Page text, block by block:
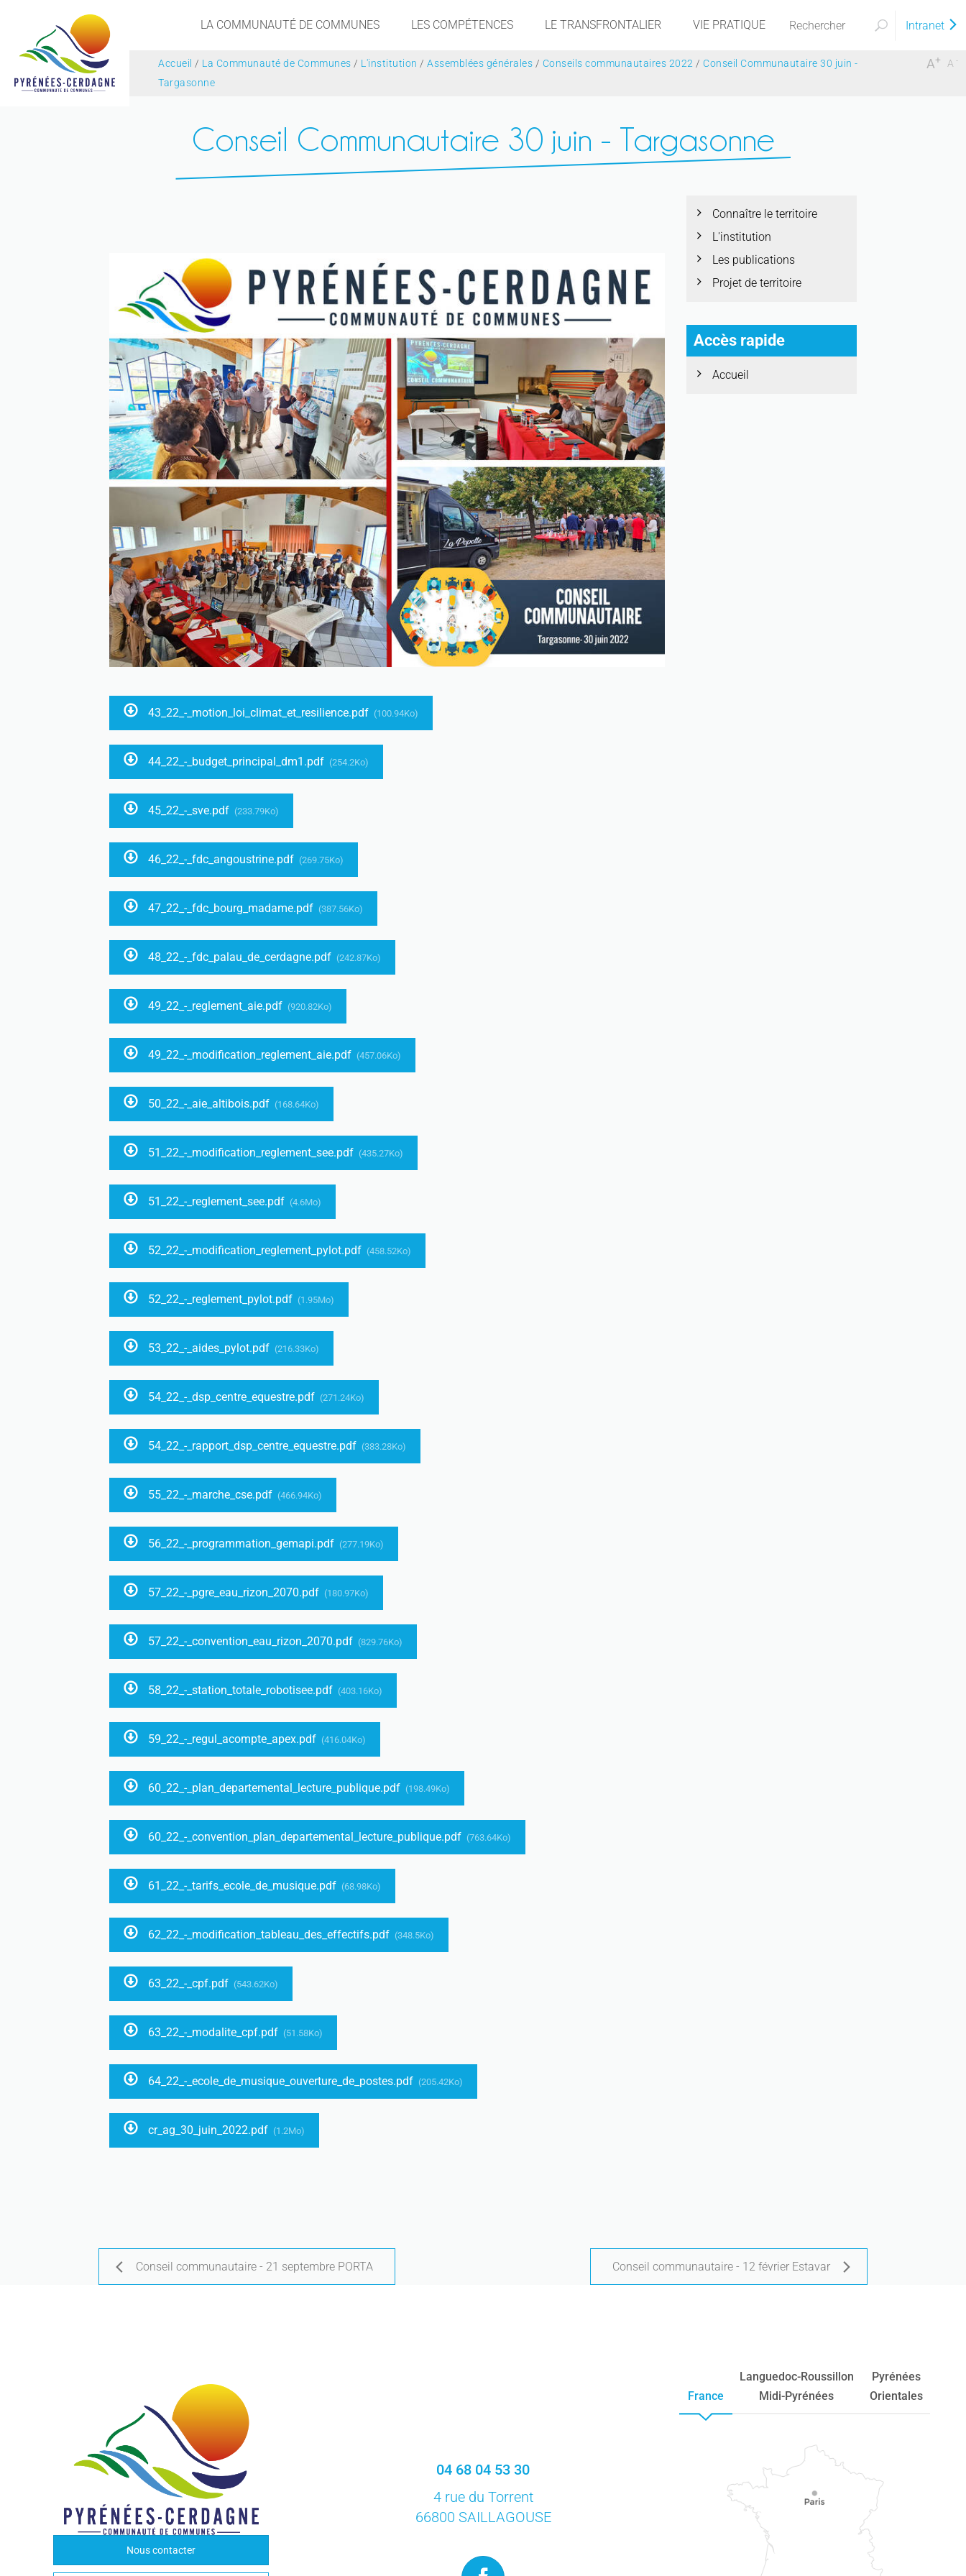
LA COMMUNAUTÉ DE COMMUNES LES COMPÉTENCES LE TRANSFRONTALIER VIE PRATIQUE Intranet
-
A
+
A
Accueil / La Communauté de Communes / L'institution / Assemblées générales / Conseils communautaires 2022 / Conseil Communautaire 30 juin -
Targasonne
Conseil Communautaire 30 juin - Targasonne
43_22_-_motion_loi_climat_et_resilience.pdf (100.94Ko)
44_22_-_budget_principal_dm1.pdf (254.2Ko)
45_22_-_sve.pdf (233.79Ko)
46_22_-_fdc_angoustrine.pdf (269.75Ko)
47_22_-_fdc_bourg_madame.pdf (387.56Ko)
48_22_-_fdc_palau_de_cerdagne.pdf (242.87Ko)
49_22_-_reglement_aie.pdf (920.82Ko)
49_22_-_modification_reglement_aie.pdf (457.06Ko)
50_22_-_aie_altibois.pdf (168.64Ko)
51_22_-_modification_reglement_see.pdf (435.27Ko)
51_22_-_reglement_see.pdf (4.6Mo)
52_22_-_modification_reglement_pylot.pdf (458.52Ko)
52_22_-_reglement_pylot.pdf (1.95Mo)
53_22_-_aides_pylot.pdf (216.33Ko)
54_22_-_dsp_centre_equestre.pdf (271.24Ko)
54_22_-_rapport_dsp_centre_equestre.pdf (383.28Ko)
55_22_-_marche_cse.pdf (466.94Ko)
56_22_-_programmation_gemapi.pdf (277.19Ko)
57_22_-_pgre_eau_rizon_2070.pdf (180.97Ko)
57_22_-_convention_eau_rizon_2070.pdf (829.76Ko)
58_22_-_station_totale_robotisee.pdf (403.16Ko)
59_22_-_regul_acompte_apex.pdf (416.04Ko)
60_22_-_plan_departemental_lecture_publique.pdf (198.49Ko)
60_22_-_convention_plan_departemental_lecture_publique.pdf (763.64Ko)
61_22_-_tarifs_ecole_de_musique.pdf (68.98Ko)
62_22_-_modification_tableau_des_effectifs.pdf (348.5Ko)
63_22_-_cpf.pdf (543.62Ko)
63_22_-_modalite_cpf.pdf (51.58Ko)
64_22_-_ecole_de_musique_ouverture_de_postes.pdf (205.42Ko)
cr_ag_30_juin_2022.pdf (1.2Mo)
Connaître le territoire
L'institution
Les publications
Projet de territoire
Accès rapide
Accueil
Conseil communautaire - 21 septembre PORTA Conseil communautaire - 12 février Estavar
Nous contacter
04 68 04 53 30
4 rue du Torrent
66800 SAILLAGOUSE
France
Languedoc-Roussillon
Midi-Pyrénées
Pyrénées
Orientales